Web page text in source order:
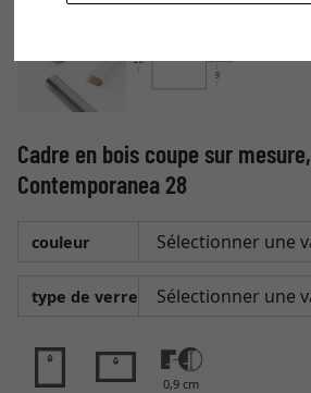
Cadre en bois coupe sur mesure,
Contemporanea 28
couleur
type de verre
0,9 cm